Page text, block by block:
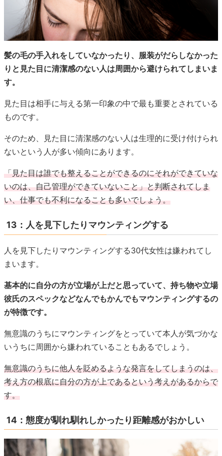
髪の毛の手入れをしていなかったり、服装がだらしなかった
りと見た目に清潔感のない人は周囲から避けられてしまいま
す。
見た目は相手に与える第一印象の中で最も重要とされている
ものです。
そのため、見た目に清潔感のない人は生理的に受け付けられ
ないという人が多い傾向にあります。
「見た目は誰でも整えることができるのにそれができていな
いのは、自己管理ができていないこと」と判断されてしま
い、仕事でも不利になることも多いでしょう。
13：人を見下したりマウンティングする
人を見下したりマウンティングする30代女性は嫌われてし
まいます。
基本的に自分の方が立場が上だと思っていて、持ち物や立場
彼氏のスペックなどなんでもかんでもマウンティングするの
が特徴です。
無意識のうちにマウンティングをとっていて本人が気づかな
いうちに周囲から嫌われていることもあるでしょう。
無意識のうちに他人を貶めるような発言をしてしまうのは、
考え方の根底に自分の方が上であるという考えがあるからで
す。
14：態度が馴れ馴れしかったり距離感がおかしい